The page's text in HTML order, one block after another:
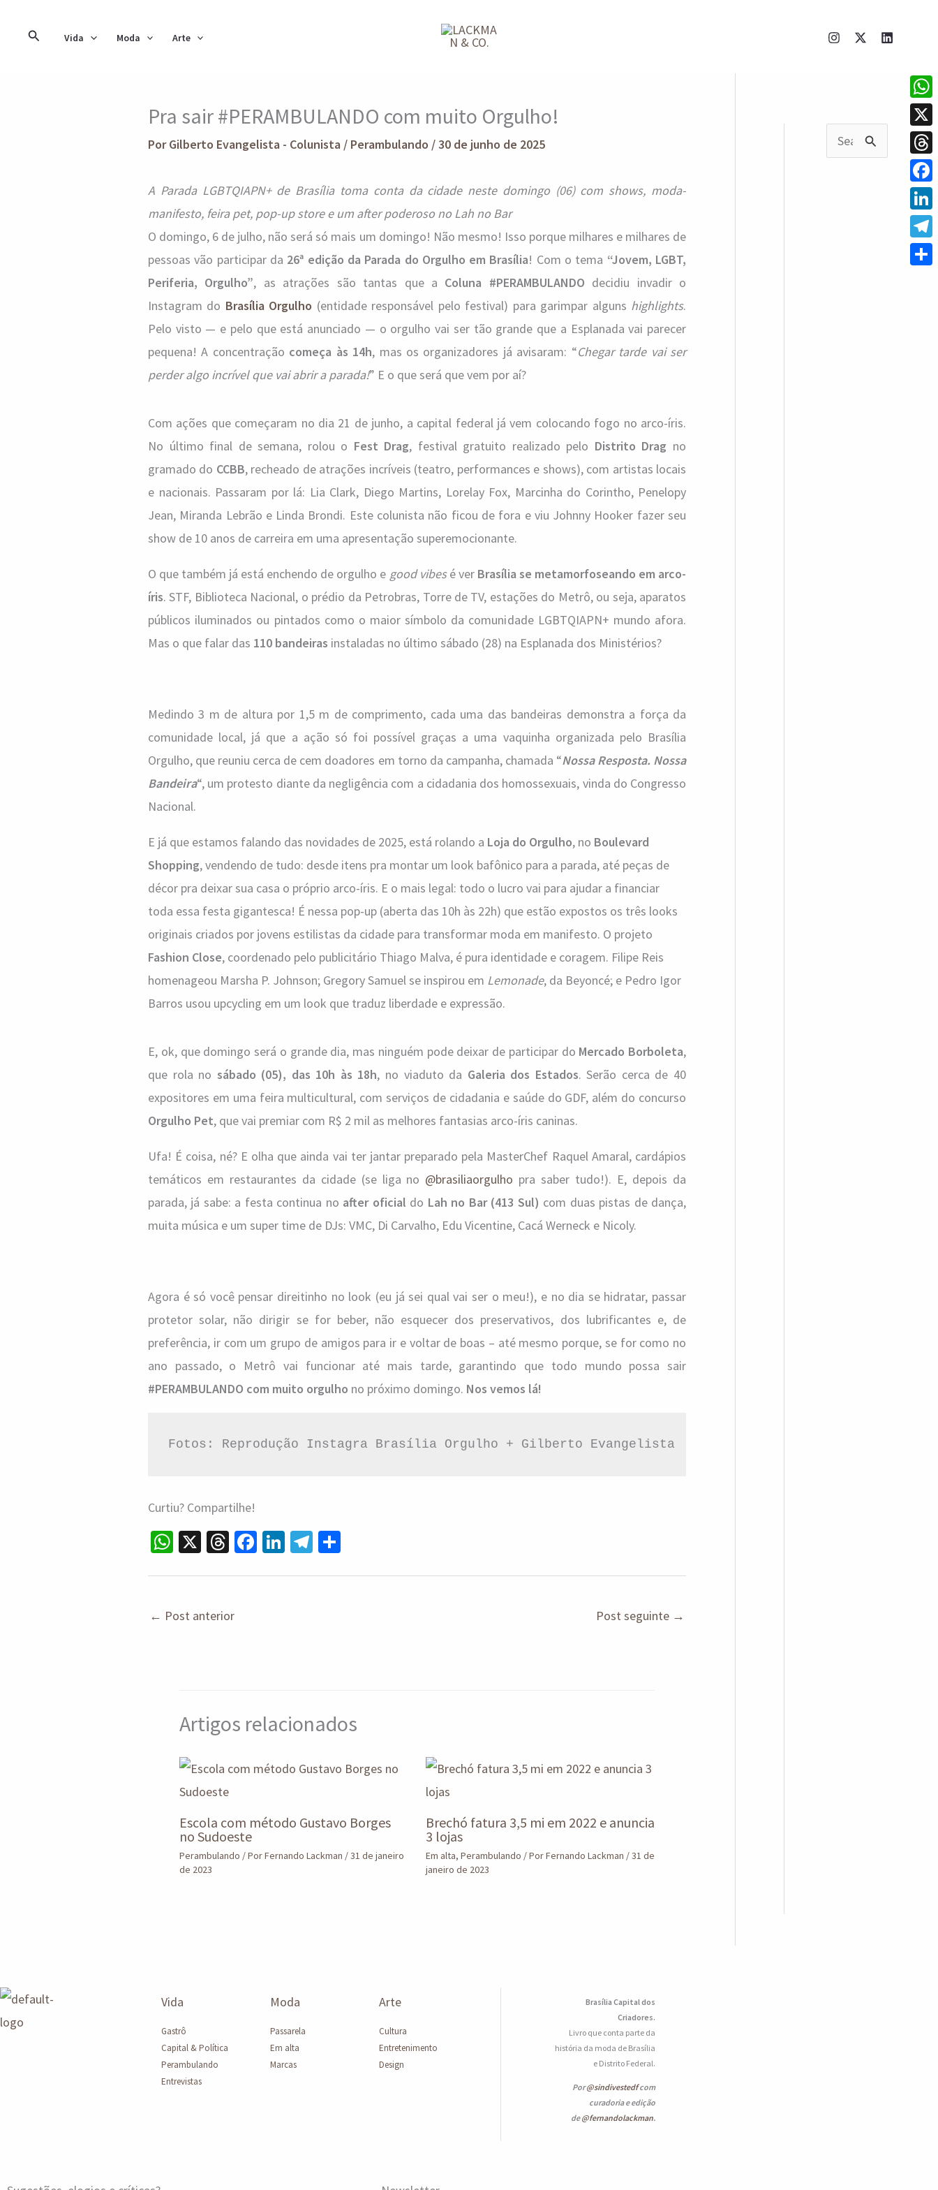
Pesquisar
Vida Moda Arte
Pra sair #PERAMBULANDO com muito Orgulho!
PorGilberto Evangelista - Colunista / Perambulando /30 de junho de 2025
A Parada LGBTQIAPN+ de Brasília toma conta da cidade neste domingo (06) com shows, moda-
manifesto, feira pet, pop-up store e um after poderoso no Lah no Bar
O domingo, 6 de julho, não será só mais um domingo! Não mesmo! Isso porque milhares e milhares de
pessoas vão participar da 26ª edição da Parada do Orgulho em Brasília! Com o tema “Jovem, LGBT,
Periferia, Orgulho”, as atrações são tantas que a Coluna #PERAMBULANDO decidiu invadir o
Instagram do Brasília Orgulho (entidade responsável pelo festival) para garimpar alguns highlights.
Pelo visto — e pelo que está anunciado — o orgulho vai ser tão grande que a Esplanada vai parecer
pequena! A concentração começa às 14h, mas os organizadores já avisaram: “Chegar tarde vai ser
perder algo incrível que vai abrir a parada!” E o que será que vem por aí?
Com ações que começaram no dia 21 de junho, a capital federal já vem colocando fogo no arco-íris.
No último final de semana, rolou o Fest Drag, festival gratuito realizado pelo Distrito Drag no
gramado do CCBB, recheado de atrações incríveis (teatro, performances e shows), com artistas locais
e nacionais. Passaram por lá: Lia Clark, Diego Martins, Lorelay Fox, Marcinha do Corintho, Penelopy
Jean, Miranda Lebrão e Linda Brondi. Este colunista não ficou de fora e viu Johnny Hooker fazer seu
show de 10 anos de carreira em uma apresentação superemocionante.
O que também já está enchendo de orgulho e good vibesé ver Brasília se metamorfoseando em arco-
íris. STF, Biblioteca Nacional, o prédio da Petrobras, Torre de TV, estações do Metrô, ou seja, aparatos
públicos iluminados ou pintados como o maior símbolo da comunidade LGBTQIAPN+ mundo afora.
Mas o que falar das 110 bandeiras instaladas no último sábado (28) na Esplanada dos Ministérios?
Medindo 3 m de altura por 1,5 m de comprimento, cada uma das bandeiras demonstra a força da
comunidade local, já que a ação só foi possível graças a uma vaquinha organizada pelo Brasília
Orgulho, que reuniu cerca de cem doadores em torno da campanha, chamada “Nossa Resposta. Nossa
Bandeira“, um protesto diante da negligência com a cidadania dos homossexuais, vinda do Congresso
Nacional.
E já que estamos falando das novidades de 2025, está rolando a Loja do Orgulho, no Boulevard
Shopping, vendendo de tudo: desde itens pra montar um look bafônico para a parada, até peças de
décor pra deixar sua casa o próprio arco-íris. E o mais legal: todo o lucro vai para ajudar a financiar
toda essa festa gigantesca! É nessa pop-up (aberta das 10h às 22h) que estão expostos os três looks
originais criados por jovens estilistas da cidade para transformar moda em manifesto. O projeto
Fashion Close, coordenado pelo publicitário Thiago Malva, é pura identidade e coragem. Filipe Reis
homenageou Marsha P. Johnson; Gregory Samuel se inspirou em Lemonade, da Beyoncé; e Pedro Igor
Barros usou upcycling em um look que traduz liberdade e expressão.
E, ok, que domingo será o grande dia, mas ninguém pode deixar de participar do Mercado Borboleta,
que rola no sábado (05), das 10h às 18h, no viaduto da Galeria dos Estados. Serão cerca de 40
expositores em uma feira multicultural, com serviços de cidadania e saúde do GDF, além do concurso
Orgulho Pet, que vai premiar com R$ 2 mil as melhores fantasias arco-íris caninas.
Ufa! É coisa, né? E olha que ainda vai ter jantar preparado pela MasterChef Raquel Amaral, cardápios
temáticos em restaurantes da cidade (se liga no @brasiliaorgulho pra saber tudo!). E, depois da
parada, já sabe: a festa continua no after oficial do Lah no Bar (413 Sul) com duas pistas de dança,
muita música e um super time de DJs: VMC, Di Carvalho, Edu Vicentine, Cacá Werneck e Nicoly.
Agora é só você pensar direitinho no look (eu já sei qual vai ser o meu!), e no dia se hidratar, passar
protetor solar, não dirigir se for beber, não esquecer dos preservativos, dos lubrificantes e, de
preferência, ir com um grupo de amigos para ir e voltar de boas – até mesmo porque, se for como no
ano passado, o Metrô vai funcionar até mais tarde, garantindo que todo mundo possa sair
#PERAMBULANDO com muito orgulho no próximo domingo. Nos vemos lá!
Fotos: Reprodução Instagra Brasília Orgulho + Gilberto Evangelista
Curtiu? Compartilhe!
W
sA
X
T
ds
Fa Li Te
← Post anterior Post seguinte →
Artigos relacionados
Escola com método Gustavo Borges
no Sudoeste
Perambulando / PorFernando Lackman /31 de janeiro
de 2023
Brechó fatura 3,5 mi em 2022 e anuncia
3 lojas
Em alta, Perambulando / PorFernando Lackman /31 de
janeiro de 2023
Vida
Gastrô
Capital & Política
Perambulando
Entrevistas
Moda
Passarela
Em alta
Marcas
Arte
Cultura
Entretenimento
Design
Brasília Capital dos
Criadores.
Livro que conta parte da
história da moda de Brasília
e Distrito Federal.
Por@sindivestedfcom
curadoria e edição
de@fernandolackman.
X